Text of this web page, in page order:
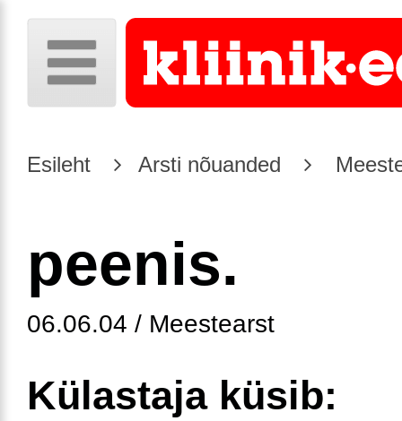
Esileht Arsti nõuanded
peenis.
06.06.04 / Meestearst
Külastaja küsib: